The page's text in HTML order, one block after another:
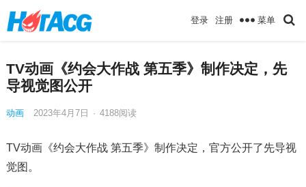
登录 注册 菜单
TV动画《约会大作战 第五季》制作决定，先
导视觉图公开
动画 2023年4月7日 · 4188阅读
TV动画《约会大作战 第五季》制作决定，官方公开了先导视
觉图。